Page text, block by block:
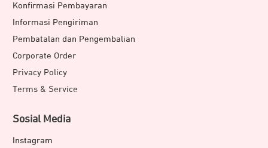
Konfirmasi Pembayaran
Informasi Pengiriman
Pembatalan dan Pengembalian
Corporate Order
Privacy Policy
Terms & Service
Sosial Media
Instagram